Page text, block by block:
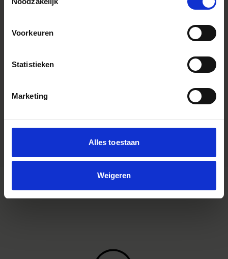
Voorkeuren
Statistieken
Marketing
Alles toestaan
Weigeren
Product name includes "DG" when
ultimate in performance on
cameras with full-frame sensors,
and "DN" when the lens design is
with the short flange focal length.
Instagram Widget